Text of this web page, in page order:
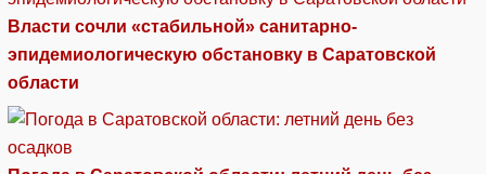
Власти сочли «стабильной» санитарно-
эпидемиологическую обстановку в Саратовской
области